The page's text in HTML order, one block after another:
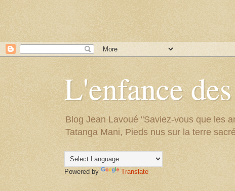
L'enfance
Blog Jean Lavoué "Saviez-vous que les
Tatanga Mani, Pieds nus sur la terre
Powered by Translate